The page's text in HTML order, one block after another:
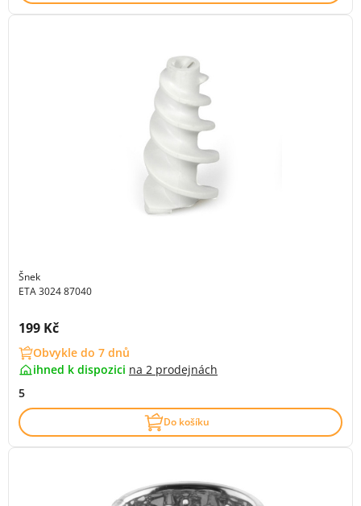
Šnek
ETA 3024 87040
Cena s DPH:
199 Kč
Obvykle do 7 dnů
ihned k dispozici na 2 prodejnách
5
Do košíku